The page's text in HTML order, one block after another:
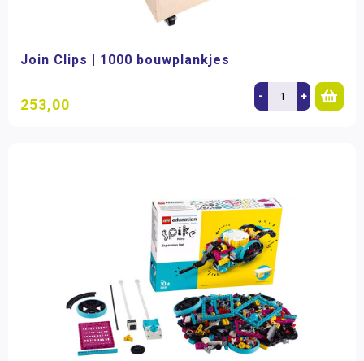
Join Clips | 1000 bouwplankjes
253,00 - +